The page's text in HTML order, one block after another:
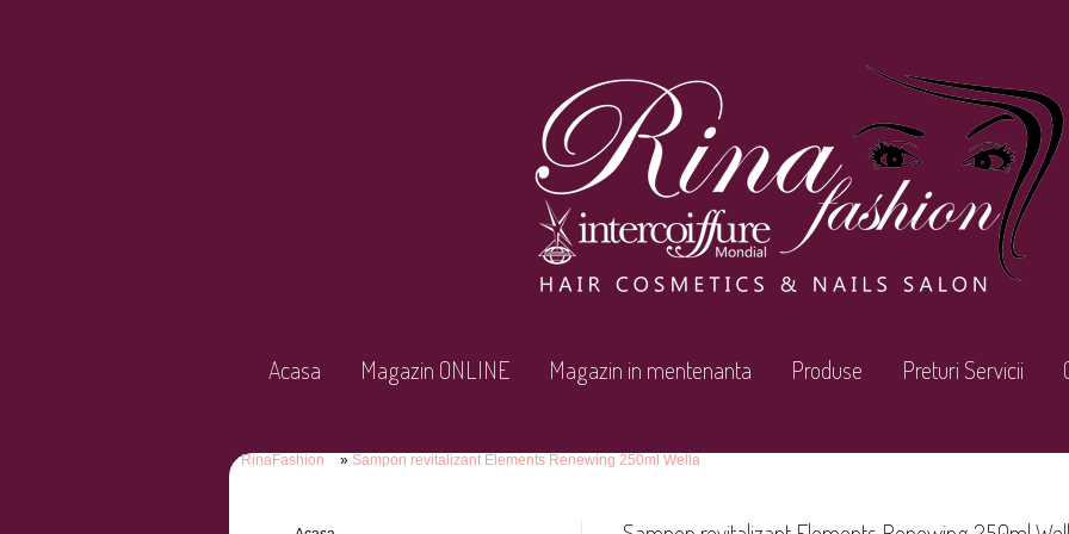
Acasa Magazin ONLINE Magazin in mentenanta Produse Preturi Servicii
RinaFashion Sampon revitalizant Elements Renewing 250ml Wella